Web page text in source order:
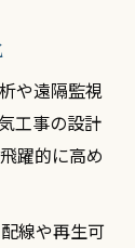
や遠隔監視
工事の設計
躍的に高め
線や再生可